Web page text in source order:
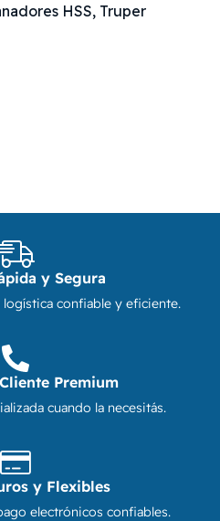
HSS, Truper
y Segura
confiable y eficiente.
Premium
cuando la necesitás.
y Flexibles
electrónicos confiables.